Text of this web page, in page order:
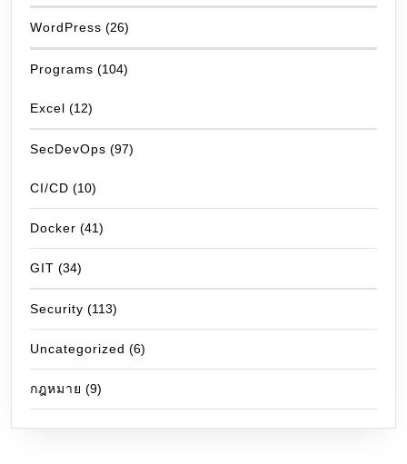
WordPress (26)
Programs (104)
Excel (12)
SecDevOps (97)
CI/CD (10)
Docker (41)
GIT (34)
Security (113)
Uncategorized (6)
กฎหมาย (9)